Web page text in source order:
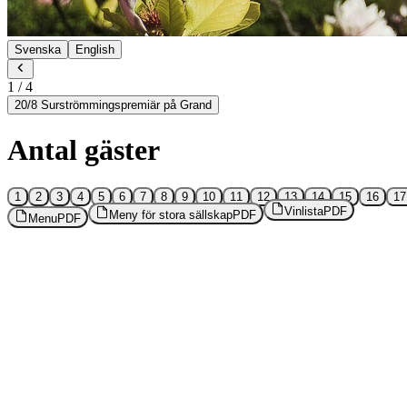
Svenska English
1 /4
20/8 Surströmmingspremiär på Grand
Antal gäster
1 2 3 4 5 6 7 8 9 10 11 12 13 14 15 16
17
MenuPDF Meny för stora sällskapPDF VinlistaPDF